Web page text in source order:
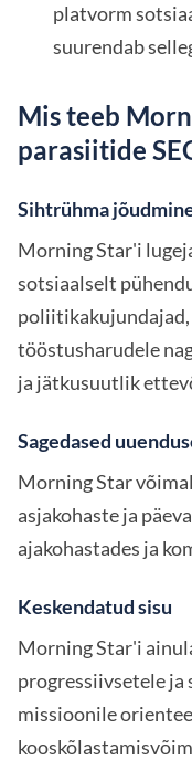
platvorm
suurendab
Mis teeb
parasiitide
Sihtrühma
Morning Star'i
sotsiaalselt
tööstusharudele
ja jätkusuutlik
Sagedased
Morning Star
asjakohaste ja
ajakohastades ja
Keskendatud sisu
Morning Star'i
progressiivsetele ja
missioonile